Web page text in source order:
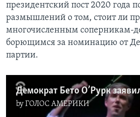
президентский пост 2020 года
размышлений о том, стоит ли
многочисленным соперникам-
борющимся за номинацию от
партии.
byГОЛОС АМЕРИКИ